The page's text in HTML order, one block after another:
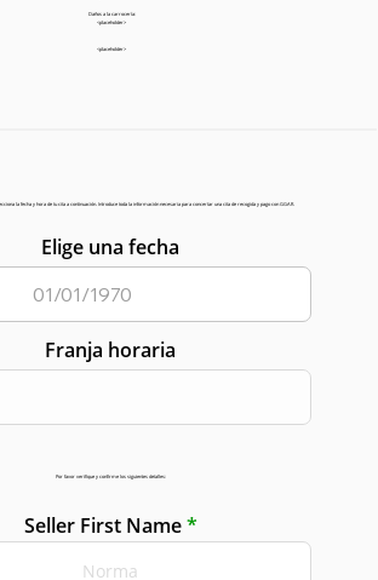
Daños a la carrocería:
<placeholder>
<placeholder>
la fecha y hora de tu cita a continuación. Introduce toda la información necesaria para concertar una cita de recogida y pago con GGAR.
Elige una fecha
Franja horaria
Por favor verifique y confirme los siguientes detalles:
Seller First Name